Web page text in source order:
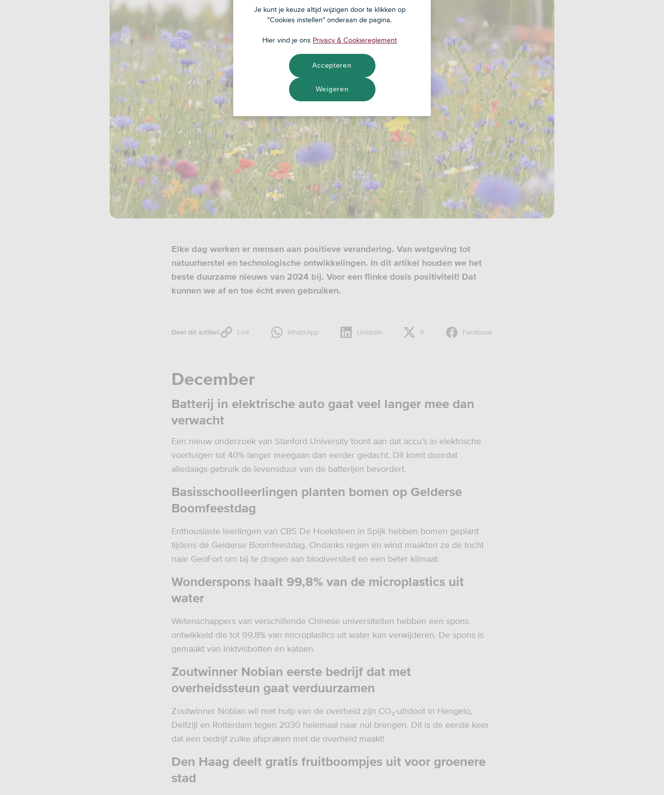
Elke dag werken er mensen aan positieve verandering. Van wetgeving tot
natuurherstel en technologische ontwikkelingen. In dit artikel houden we het
beste duurzame nieuws van 2024 bij. Voor een flinke dosis positiviteit! Dat
kunnen we af en toe écht even gebruiken.
Deel dit artikel: Link WhatsApp LinkedIn X Facebook
December
Batterij in elektrische auto gaat veel langer mee dan
verwacht
Een nieuw onderzoek van Stanford University toont aan dat accu's in elektrische
voertuigen tot 40% langer meegaan dan eerder gedacht. Dit komt doordat
alledaags gebruik de levensduur van de batterijen bevordert.
Basisschoolleerlingen planten bomen op Gelderse
Boomfeestdag
Enthousiaste leerlingen van CBS De Hoeksteen in Spijk hebben bomen geplant
tijdens de Gelderse Boomfeestdag. Ondanks regen en wind maakten ze de tocht
naar GeoFort om bij te dragen aan biodiversiteit en een beter klimaat.
Wonderspons haalt 99,8% van de microplastics uit
water
Wetenschappers van verschillende Chinese universiteiten hebben een spons
ontwikkeld die tot 99,8% van microplastics uit water kan verwijderen. De spons is
gemaakt van inktvisbotten en katoen.
Zoutwinner Nobian eerste bedrijf dat met
overheidssteun gaat verduurzamen
Zoutwinner Nobian wil met hulp van de overheid zijn CO₂-uitstoot in Hengelo,
Delfzijl en Rotterdam tegen 2030 helemaal naar nul brengen. Dit is de eerste keer
dat een bedrijf zulke afspraken met de overheid maakt!
Den Haag deelt gratis fruitboompjes uit voor groenere
stad
Je kunt je keuze altijd wijzigen door te klikken op
"Cookies instellen" onderaan de pagina.
Hier vind je ons Privacy & Cookiereglement
Weigeren
Accepteren